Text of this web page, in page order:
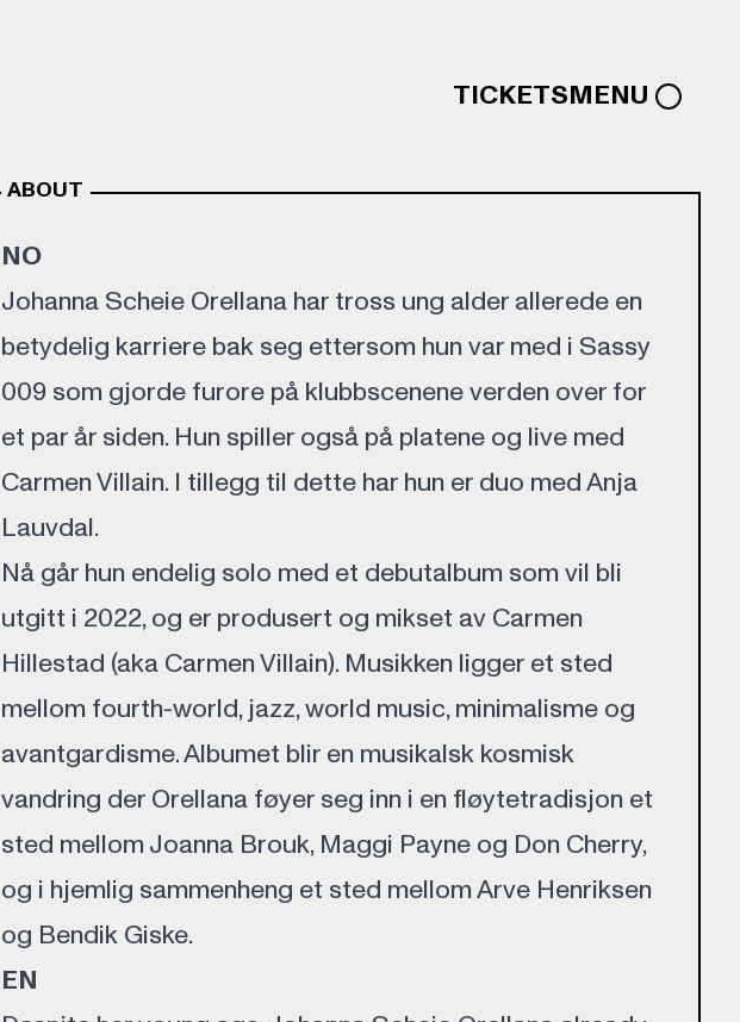
TICKETSMENU
ABOUT
NO
Johanna Scheie Orellana har tross ung alder allerede en
betydelig karriere bak seg ettersom hun var med i Sassy
009 som gjorde furore på klubbscenene verden over for
et par år siden. Hun spiller også på platene og live med
Carmen Villain. I tillegg til dette har hun er duo med Anja
Lauvdal.
Nå går hun endelig solo med et debutalbum som vil bli
utgitt i 2022, og er produsert og mikset av Carmen
Hillestad (aka Carmen Villain). Musikken ligger et sted
mellom fourth-world, jazz, world music, minimalisme og
avantgardisme. Albumet blir en musikalsk kosmisk
vandring der Orellana føyer seg inn i en fløytetradisjon et
sted mellom Joanna Brouk, Maggi Payne og Don Cherry,
og i hjemlig sammenheng et sted mellom Arve Henriksen
og Bendik Giske.
EN